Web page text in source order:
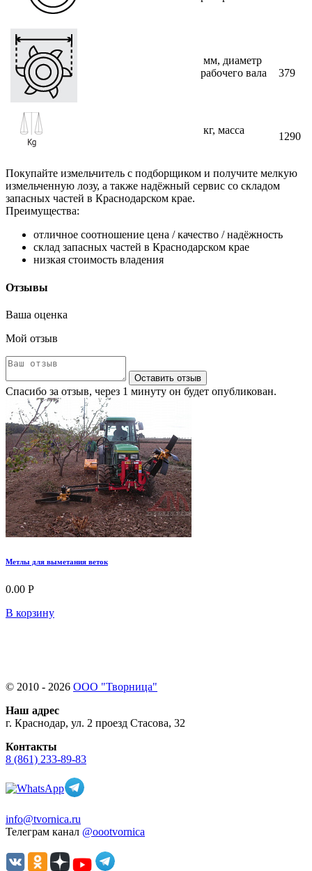
мм, диаметр
рабочего вала
379
кг, масса
1290
Покупайте измельчитель с подборщиком и получите мелкую
измельченную лозу, а также надёжный сервис со складом
запасных частей в Краснодарском крае.
Преимущества:
отличное соотношение цена / качество / надёжность
склад запасных частей в Краснодарском крае
низкая стоимость владения
Отзывы
Ваша оценка
Мой отзыв
Оставить отзыв
Спасибо за отзыв, через 1 минуту он будет опубликован.
Метлы для выметания веток
0.00 Р
В корзину
© 2010 - 2026 ООО "Творница"
Наш адрес
г. Краснодар, ул. 2 проезд Стасова, 32
Контакты
8 (861) 233-89-83
info@tvornica.ru
Телеграм канал @oootvornica